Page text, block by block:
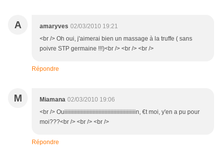
A amaryves 02/03/2010 19:21
<br /> Oh oui, j'aimerai bien un massage à la truffe ( sans
poivre STP germaine !!!)<br /> <br /> <br />
Répondre
M Miamana 02/03/2010 19:06
<br /> Ouiiiiiiiiiiiiiiiiiiiiiiiiiiiiiiiiiiiiiiiiiiiiiiiin, €t moi, y'en a pu pour
moi???<br /> <br /> <br />
Répondre